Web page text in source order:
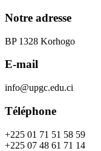
Notre adresse
BP 1328 Korhogo
E-mail
info@upgc.edu.ci
Téléphone
+225 01 71 51 58 59
+225 07 48 61 71 14